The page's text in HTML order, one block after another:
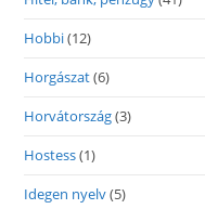
Hobbi(12)
Horgászat(6)
Horvátország(3)
Hostess(1)
Idegen nyelv(5)